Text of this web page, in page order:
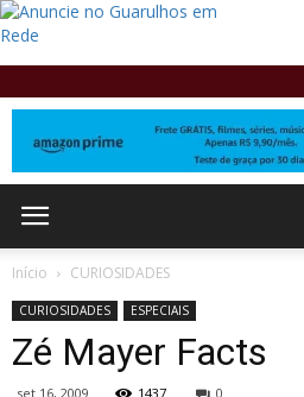
Início CURIOSIDADES
CURIOSIDADES ESPECIAIS
Zé Mayer Facts
set 16, 2009 1437 0